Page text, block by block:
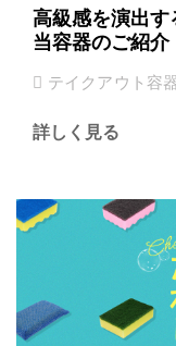
高級感を演出
当容器のご紹介
テイクアウト容
詳しく見る